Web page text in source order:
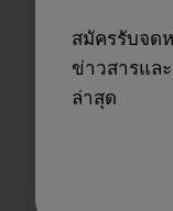
clients while
customers.
Provide product
appliances.
Achieve sales
Coordinate
สมัครรับจด
ข่าวสารแล
ล่าสุด